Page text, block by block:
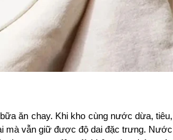
ăn chay. Khi kho cùng nước dừa, tiêu,
mà vẫn giữ được độ dai đặc trưng. Nước